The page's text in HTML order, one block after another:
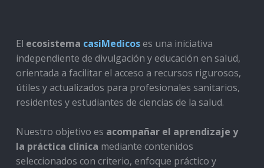
El ecosistema casiMedicoses una iniciativa
independiente de divulgación y educación en salud,
orientada a facilitar el acceso a recursos rigurosos,
útiles y actualizados para profesionales sanitarios,
residentes y estudiantes de ciencias de la salud.
Nuestro objetivo es acompañar el aprendizaje y
la práctica clínica mediante contenidos
seleccionados con criterio, enfoque práctico y